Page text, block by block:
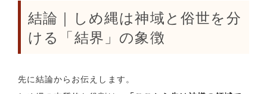
結論｜しめ縄は神域と俗世を分
ける「結界」の象徴
先に結論からお伝えします。